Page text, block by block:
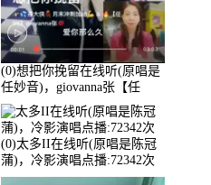
(0)想把你挽留在线听(原唱是
任妙音)，giovanna张【任
96】演唱点播:60173次
(0)太多II在线听(原唱是陈冠
蒲)，冷影演唱点播:72342次